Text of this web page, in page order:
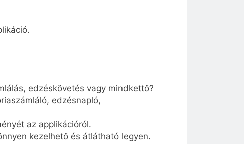
edzéskövetés vagy mindkettő?
edzésnapló,
az applikációról.
kezelhető és átlátható legyen.